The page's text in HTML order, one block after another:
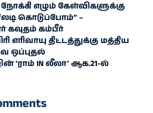
எழும் கேள்விகளுக்கு
கொடுப்போம்” –
கவுதம் கம்பீர்
எரி​வாயு திட்டத்துக்கு மத்திய
ஒப்புதல்
‘ராம் IN லீலா’ ஆக.21-ல்